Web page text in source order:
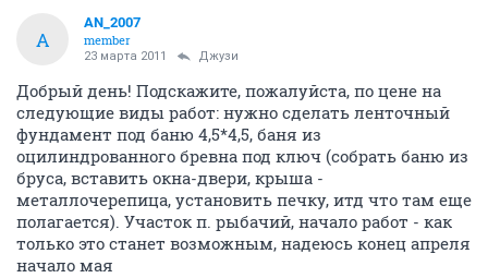
A
AN_2007
member
23 марта 2011 Джузи
Добрый день! Подскажите, пожалуйста, по цене на
следующие виды работ: нужно сделать ленточный
фундамент под баню 4,5*4,5, баня из
оцилиндрованного бревна под ключ (собрать баню из
бруса, вставить окна-двери, крыша -
металлочерепица, установить печку, итд что там еще
полагается). Участок п. рыбачий, начало работ - как
только это станет возможным, надеюсь конец апреля
начало мая